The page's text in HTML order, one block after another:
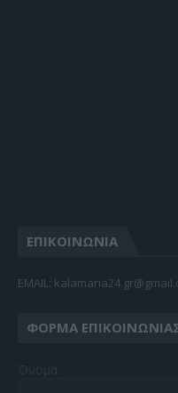
ΕΠΙΚΟΙΝΩΝΙΑ
EMAIL:
ΦΌΡΜΑ